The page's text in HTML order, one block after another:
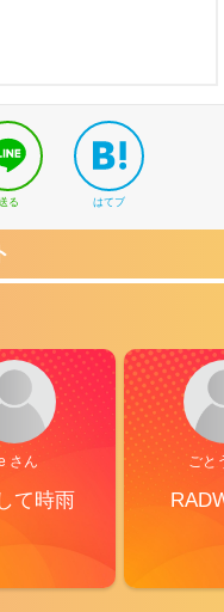
る はてブ
さん
て時雨
ごと